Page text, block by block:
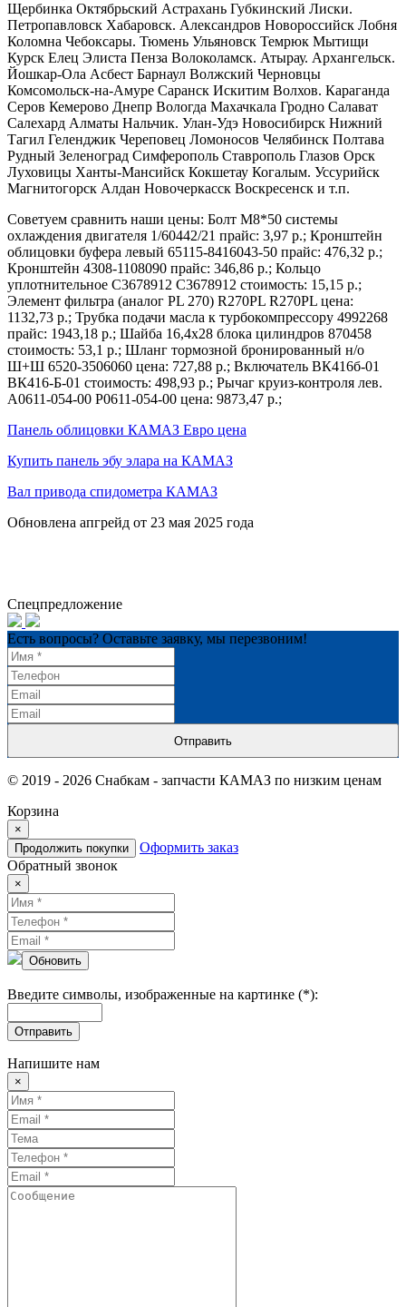
Щербинка Октябрьский Астрахань Губкинский Лиски.
Петропавловск Хабаровск. Александров Новороссийск Лобня
Коломна Чебоксары. Тюмень Ульяновск Темрюк Мытищи
Курск Елец Элиста Пенза Волоколамск. Атырау. Архангельск.
Йошкар-Ола Асбест Барнаул Волжский Черновцы
Комсомольск-на-Амуре Саранск Искитим Волхов. Караганда
Серов Кемерово Днепр Вологда Махачкала Гродно Салават
Салехард Алматы Нальчик. Улан-Удэ Новосибирск Нижний
Тагил Геленджик Череповец Ломоносов Челябинск Полтава
Рудный Зеленоград Симферополь Ставрополь Глазов Орск
Луховицы Ханты-Мансийск Кокшетау Когалым. Уссурийск
Магнитогорск Алдан Новочеркасск Воскресенск и т.п.
Советуем сравнить наши цены: Болт М8*50 системы
охлаждения двигателя 1/60442/21 прайс: 3,97 р.; Кронштейн
облицовки буфера левый 65115-8416043-50 прайс: 476,32 р.;
Кронштейн 4308-1108090 прайс: 346,86 р.; Кольцо
уплотнительное C3678912 C3678912 стоимость: 15,15 р.;
Элемент фильтра (аналог PL 270) R270PL R270PL цена:
1132,73 р.; Трубка подачи масла к турбокомпрессору 4992268
прайс: 1943,18 р.; Шайба 16,4х28 блока цилиндров 870458
стоимость: 53,1 р.; Шланг тормозной бронированный н/о
Ш+Ш 6520-3506060 цена: 727,88 р.; Включатель ВК416б-01
ВК416-Б-01 стоимость: 498,93 р.; Рычаг круиз-контроля лев.
A0611-054-00 Р0611-054-00 цена: 9873,47 р.;
Панель облицовки КАМАЗ Евро цена
Купить панель эбу элара на КАМАЗ
Вал привода спидометра КАМАЗ
Обновлена апгрейд от 23 мая 2025 года
Спецпредложение
Есть вопросы? Оставьте заявку, мы перезвоним!
Отправить
© 2019 - 2026 Снабкам - запчасти КАМАЗ по низким ценам
Корзина
×
Продолжить покупки
Оформить заказ
Обратный звонок
×
Обновить
Введите символы, изображенные на картинке (*):
Отправить
Напишите нам
×